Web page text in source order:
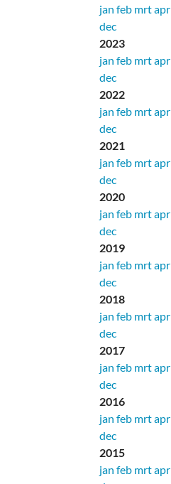
jan feb mrtapr
dec
2023
jan feb mrtapr
dec
2022
jan feb mrtapr
dec
2021
jan feb mrtapr
dec
2020
jan feb mrtapr
dec
2019
jan feb mrtapr
dec
2018
jan feb mrtapr
dec
2017
jan feb mrtapr
dec
2016
jan feb mrtapr
dec
2015
jan feb mrtapr